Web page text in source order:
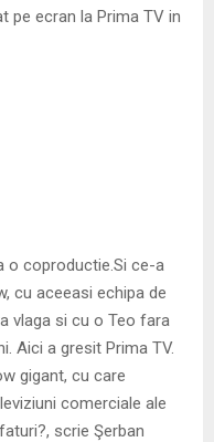
pe ecran la Prima TV in
o coproductie.Si ce-a
cu aceeasi echipa de
vlaga si cu o Teo fara
Aici a gresit Prima TV.
gigant, cu care
comerciale ale
scrie Şerban